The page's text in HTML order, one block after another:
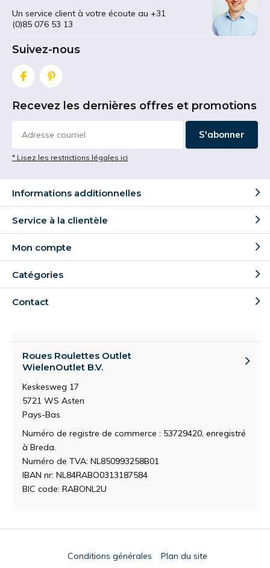
Un service client à votre écoute au +31
(0)85 076 53 13
Suivez-nous
Recevez les dernières offres et promotions
S'abonner
* Lisez les restrictions légales ici
Informations additionnelles
Service à la clientèle
Mon compte
Catégories
Contact
Roues Roulettes Outlet
WielenOutlet B.V.
Keskesweg 17
5721 WS Asten
Pays-Bas
Numéro de registre de commerce : 53729420, enregistré
à Breda.
Numéro de TVA: NL850993258B01
IBAN nr: NL84RABO0313187584
BIC code: RABONL2U
Conditions générales Plan du site